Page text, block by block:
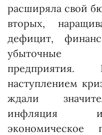
расширяла свой
вторых,
дефицит,
убыточные
наступлением
ждали
инфляция и